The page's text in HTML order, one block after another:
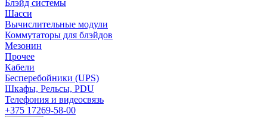
Блэйд системы
Шасси
Вычислительные модули
Коммутаторы для блэйдов
Мезонин
Прочее
Кабели
Бесперебойники (UPS)
Шкафы, Рельсы, PDU
Телефония и видеосвязь
+375 17269-58-00